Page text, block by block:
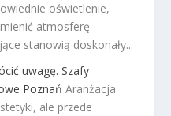
oświetlenie,
atmosferę
stanowią doskonały...
uwagę. Szafy
Poznań Aranżacja
ale przede